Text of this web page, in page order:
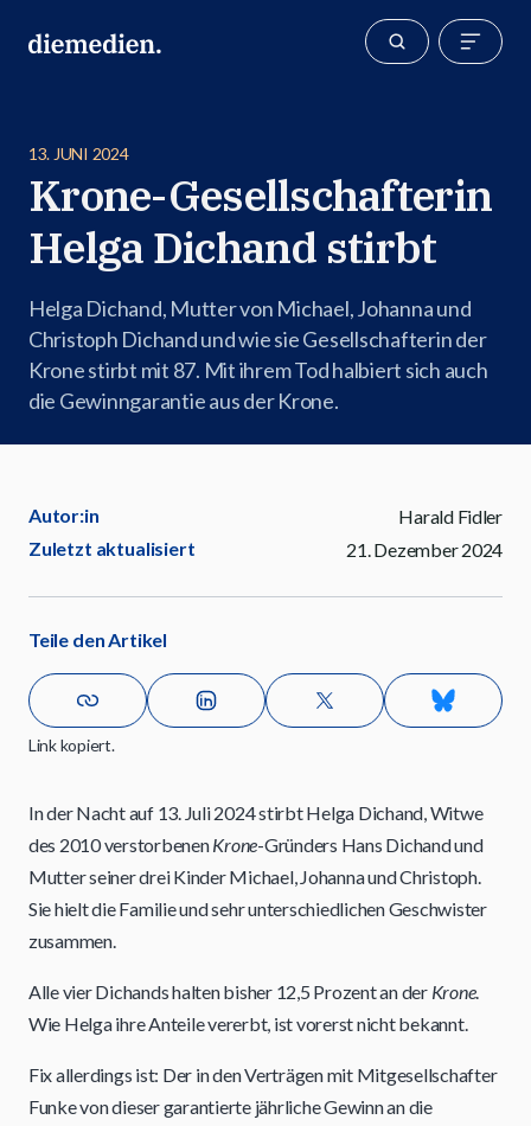
13. JUNI 2024
Krone-Gesellschafterin
Helga Dichand stirbt
Helga Dichand, Mutter von Michael, Johanna und
Christoph Dichand und wie sie Gesellschafterin der
Krone stirbt mit 87. Mit ihrem Tod halbiert sich auch
die Gewinngarantie aus der Krone.
Autor:in
Harald Fidler
Zuletzt aktualisiert
21. Dezember 2024
Teile den Artikel
Link kopiert.
In der Nacht auf 13. Juli 2024 stirbt Helga Dichand, Witwe
des 2010 verstorbenenKrone-Gründers Hans Dichand und
Mutter seiner drei Kinder Michael, Johanna und Christoph.
Sie hielt die Familie und sehr unterschiedlichen Geschwister
zusammen.
Alle vier Dichands halten bisher 12,5 Prozent an der Krone.
Wie Helga ihre Anteile vererbt, ist vorerst nicht bekannt.
Fix allerdings ist: Der in den Verträgen mit Mitgesellschafter
Funke von dieser garantierte jährliche Gewinn an die